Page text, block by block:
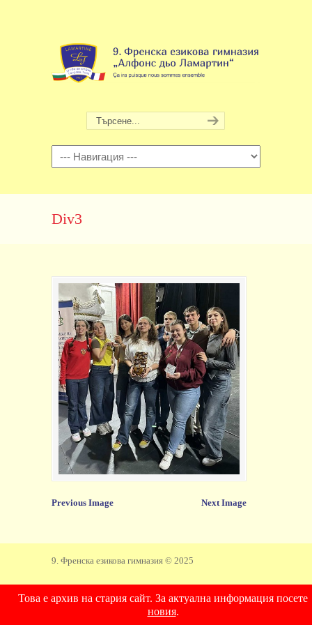
Навигация
Div3
Previous Image Next Image
9. Френска езикова гимназия © 2025
Това е архив на стария сайт. За актуална информация посете
новия.